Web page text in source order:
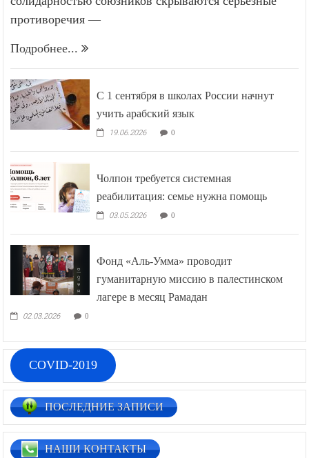
противоречия —
Подробнее...
С 1 сентября в школах России начнут
учить арабский язык
19.06.2026 0
Чолпон требуется системная
реабилитация: семье нужна помощь
03.05.2026 0
Фонд «Аль-Умма» проводит
гуманитарную миссию в палестинском
лагере в месяц Рамадан
02.03.2026 0
COVID-2019
ПОСЛЕДНИЕ ЗАПИСИ
НАШИ КОНТАКТЫ